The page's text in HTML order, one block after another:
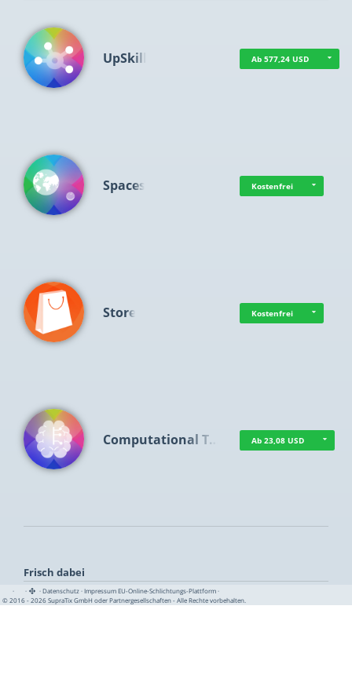
UpSkill Ab 577,24 USD
Spaces Kostenfrei
Store Kostenfrei
Computational T… Ab 23,08 USD
Frisch dabei
· · ·Datenschutz·Impressum EU-Online-Schlichtungs-Plattform·
© 2016 - 2026 SupraTix GmbH oder Partnergesellschaften - Alle Rechte vorbehalten.